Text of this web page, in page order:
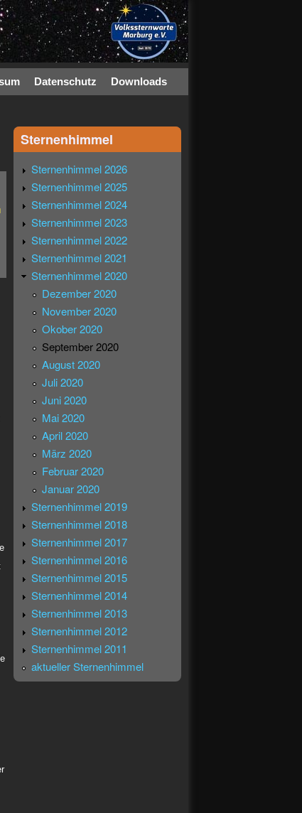
Datenschutz Downloads
Sternenhimmel
Sternenhimmel 2026
Sternenhimmel 2025
Sternenhimmel 2024
Sternenhimmel 2023
Sternenhimmel 2022
Sternenhimmel 2021
Sternenhimmel 2020
Dezember 2020
November 2020
Okober 2020
September 2020
August 2020
Juli 2020
Juni 2020
Mai 2020
April 2020
März 2020
Februar 2020
Januar 2020
Sternenhimmel 2019
Sternenhimmel 2018
Sternenhimmel 2017
Sternenhimmel 2016
Sternenhimmel 2015
Sternenhimmel 2014
Sternenhimmel 2013
Sternenhimmel 2012
Sternenhimmel 2011
aktueller Sternenhimmel